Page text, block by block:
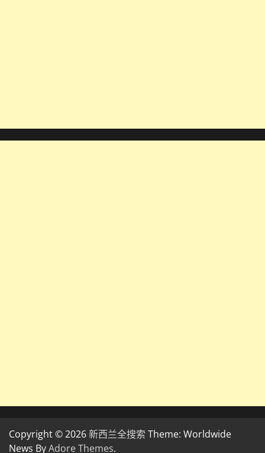
Copyright © 2026新西兰全搜索 Theme: Worldwide
News ByAdore Themes.